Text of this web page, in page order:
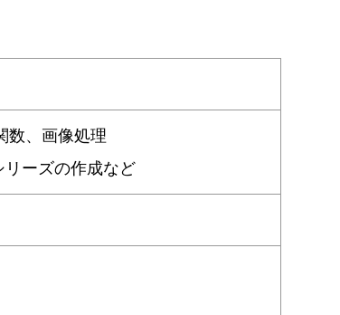
数、画像処理
ム、シリーズの作成など